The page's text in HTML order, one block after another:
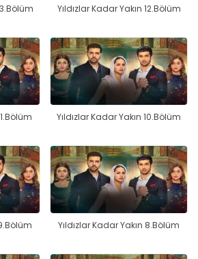
Yıldızlar Kadar Yakın 12.Bölüm
Yıldızlar Kadar Yakın 10.Bölüm
Yıldızlar Kadar Yakın 8.Bölüm